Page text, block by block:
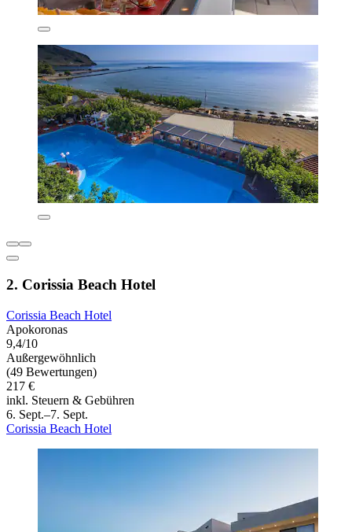
2. Corissia Beach Hotel
Corissia Beach Hotel
Apokoronas
9,4/10
Außergewöhnlich
(49 Bewertungen)
217 €
inkl. Steuern & Gebühren
6. Sept.–7. Sept.
Corissia Beach Hotel